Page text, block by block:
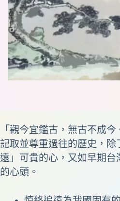
「觀今宜鑑古，無古不成今
記取並尊重過往的歷史，除
遠」可貴的心，又如早期
的心頭。